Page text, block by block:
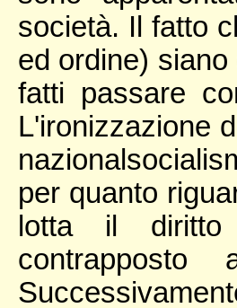
società. Il fatto
ed ordine)
fatti passare
L'ironizzazione
per quanto
lotta il diritto
contrapposto